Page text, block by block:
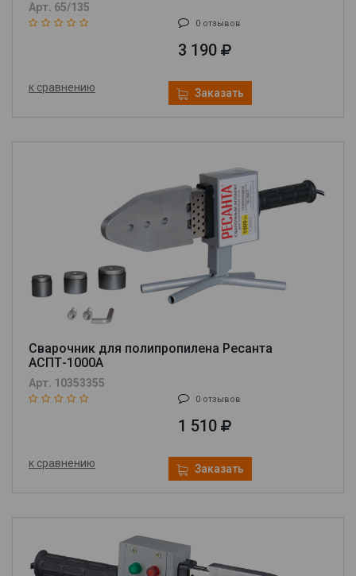
Арт. 65/135
0 отзывов
3 190
к сравнению Заказать
Сварочник для полипропилена Ресанта
АСПТ-1000А
Арт. 10353355
0 отзывов
1 510
к сравнению Заказать